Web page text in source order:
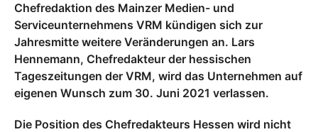
Chefredaktion des Mainzer Medien- und
Serviceunternehmens VRM kündigen sich zur
Jahresmitte weitere Veränderungen an. Lars
Hennemann, Chefredakteur der hessischen
Tageszeitungen der VRM, wird das Unternehmen auf
eigenen Wunsch zum 30. Juni 2021 verlassen.
Die Position des Chefredakteurs Hessen wird nicht